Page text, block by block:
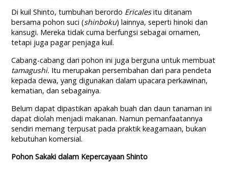
Di kuil Shinto, tumbuhan berordo Ericalesitu ditanam
bersama pohon suci (shinboku) lainnya, seperti hinoki dan
kansugi. Mereka tidak cuma berfungsi sebagai ornamen,
tetapi juga pagar penjaga kuil.
Cabang-cabang dari pohon ini juga berguna untuk membuat
tamagushi. Itu merupakan persembahan dari para pendeta
kepada dewa, yang digunakan dalam upacara perkawinan,
kematian, dan sebagainya.
Belum dapat dipastikan apakah buah dan daun tanaman ini
dapat diolah menjadi makanan. Namun pemanfaatannya
sendiri memang terpusat pada praktik keagamaan, bukan
kebutuhan komersial.
Pohon Sakaki dalam Kepercayaan Shinto